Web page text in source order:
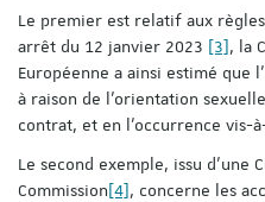
Le premier est relatif aux
arrêt du 12 janvier 2023 [3], la
Européenne a ainsi estimé que
à raison de l’orientation
contrat, et en l’occurrence vis-
Le second exemple, issu d’une
Commission[4], concerne les